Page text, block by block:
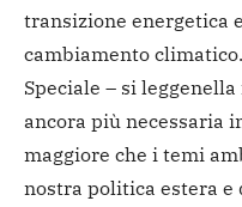
transizione energetica
cambiamento climatico.
Speciale – si
ancora più necessaria
maggiore che i temi
nostra politica estera e